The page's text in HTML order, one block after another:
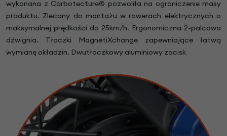
wykonana z Carbotecture® pozwoliła na ograniczenie masy
produktu. Zlecany do montażu w rowerach elektrycznych o
maksymalnej prędkości do 25km/h. Ergonomiczna 2-palcowa
dźwignia. Tłoczki MagnetiXchange zapewniające łatwą
wymianę okładzin. Dwutłoczkowy aluminiowy zacisk